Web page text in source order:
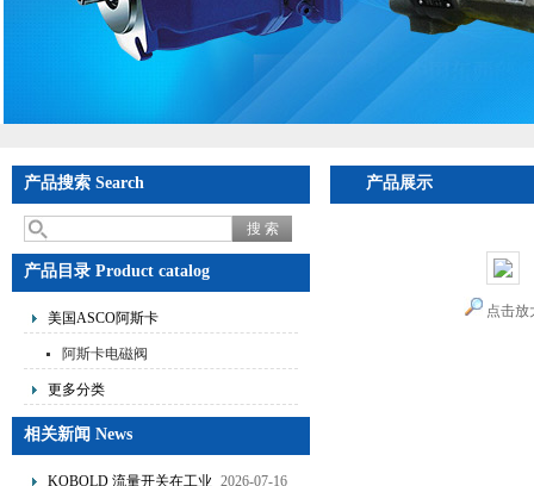
产品搜索 Search
产品目录 Product catalog
美国ASCO阿斯卡
阿斯卡电磁阀
更多分类
相关新闻 News
KOBOLD 流量开关在工业 2026-07-16
产品展示
点击放